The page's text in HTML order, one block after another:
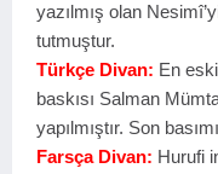
yazılmış olan
tutmuştur.
Türkçe Divan: En
baskısı Salman
yapılmıştır. Son
Farsça Divan: Hurufi